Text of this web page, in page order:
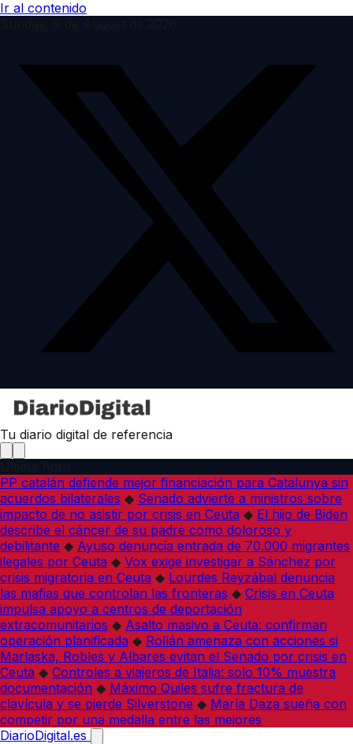
Ir al contenido
Tu diario digital de referencia
PP catalán defiende mejor financiación para Catalunya sin
acuerdos bilaterales ◆ Senado advierte a ministros sobre
impacto de no asistir por crisis en Ceuta ◆ El hijo de Biden
describe el cáncer de su padre como doloroso y
debilitante ◆ Ayuso denuncia entrada de 70.000 migrantes
ilegales por Ceuta ◆ Vox exige investigar a Sánchez por
crisis migratoria en Ceuta ◆ Lourdes Reyzábal denuncia
las mafias que controlan las fronteras ◆ Crisis en Ceuta
impulsa apoyo a centros de deportación
extracomunitarios ◆ Asalto masivo a Ceuta: confirman
operación planificada ◆ Rollán amenaza con acciones si
Marlaska, Robles y Albares evitan el Senado por crisis en
Ceuta ◆ Controles a viajeros de Italia: solo 10% muestra
documentación ◆ Máximo Quiles sufre fractura de
clavícula y se pierde Silverstone ◆ María Daza sueña con
competir por una medalla entre las mejores
DiarioDigital.es